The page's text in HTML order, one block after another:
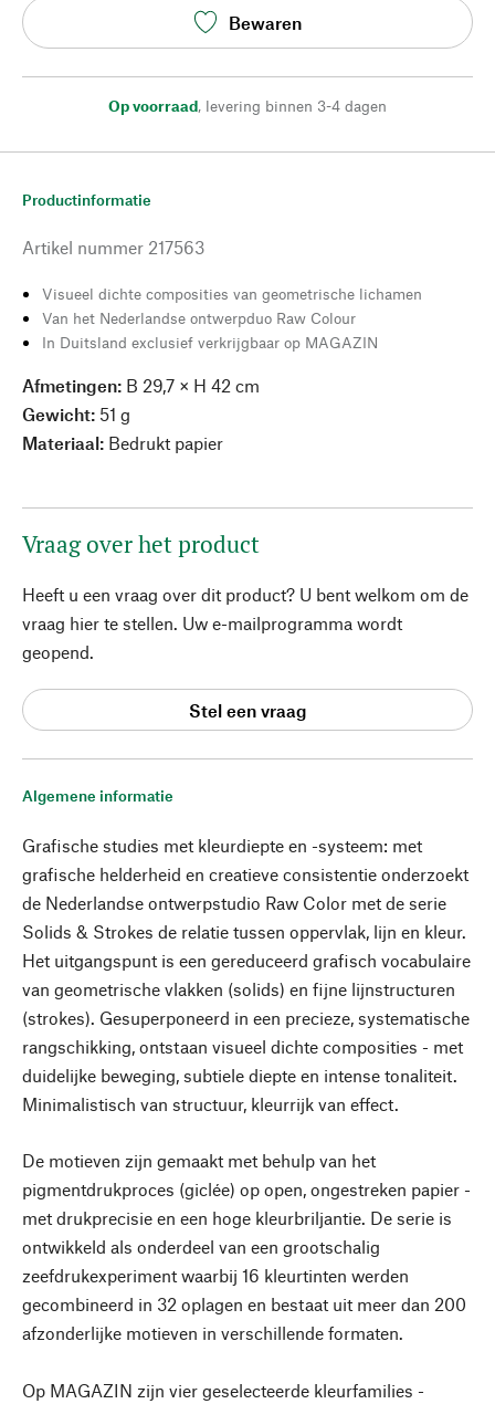
Bewaren
Op voorraad, levering binnen 3-4 dagen
Algemene informatie
Grafische studies met kleurdiepte en -systeem: met
grafische helderheid en creatieve consistentie onderzoekt
de Nederlandse ontwerpstudio Raw Color met de serie
Solids & Strokes de relatie tussen oppervlak, lijn en kleur.
Het uitgangspunt is een gereduceerd grafisch vocabulaire
van geometrische vlakken (solids) en fijne lijnstructuren
(strokes). Gesuperponeerd in een precieze, systematische
rangschikking, ontstaan visueel dichte composities - met
duidelijke beweging, subtiele diepte en intense tonaliteit.
Minimalistisch van structuur, kleurrijk van effect.
De motieven zijn gemaakt met behulp van het
pigmentdrukproces (giclée) op open, ongestreken papier -
met drukprecisie en een hoge kleurbriljantie. De serie is
ontwikkeld als onderdeel van een grootschalig
zeefdrukexperiment waarbij 16 kleurtinten werden
gecombineerd in 32 oplagen en bestaat uit meer dan 200
afzonderlijke motieven in verschillende formaten.
Op MAGAZIN zijn vier geselecteerde kleurfamilies -
Productinformatie
Artikel nummer 217563
Visueel dichte composities van geometrische lichamen
Van het Nederlandse ontwerpduo Raw Colour
In Duitsland exclusief verkrijgbaar op MAGAZIN
Afmetingen: B 29,7 × H 42 cm
Gewicht: 51 g
Materiaal: Bedrukt papier
Vraag over het product
Heeft u een vraag over dit product? U bent welkom om de
vraag hier te stellen. Uw e-mailprogramma wordt
geopend.
Stel een vraag